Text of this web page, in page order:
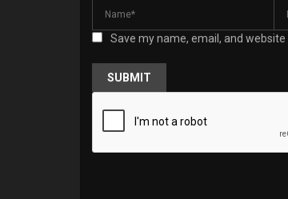
Save my name, email, and